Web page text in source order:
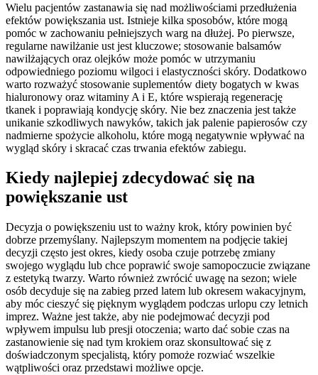
Wielu pacjentów zastanawia się nad możliwościami przedłużenia
efektów powiększania ust. Istnieje kilka sposobów, które mogą
pomóc w zachowaniu pełniejszych warg na dłużej. Po pierwsze,
regularne nawilżanie ust jest kluczowe; stosowanie balsamów
nawilżających oraz olejków może pomóc w utrzymaniu
odpowiedniego poziomu wilgoci i elastyczności skóry. Dodatkowo
warto rozważyć stosowanie suplementów diety bogatych w kwas
hialuronowy oraz witaminy A i E, które wspierają regenerację
tkanek i poprawiają kondycję skóry. Nie bez znaczenia jest także
unikanie szkodliwych nawyków, takich jak palenie papierosów czy
nadmierne spożycie alkoholu, które mogą negatywnie wpływać na
wygląd skóry i skracać czas trwania efektów zabiegu.
Kiedy najlepiej zdecydować się na
powiększanie ust
Decyzja o powiększeniu ust to ważny krok, który powinien być
dobrze przemyślany. Najlepszym momentem na podjęcie takiej
decyzji często jest okres, kiedy osoba czuje potrzebę zmiany
swojego wyglądu lub chce poprawić swoje samopoczucie związane
z estetyką twarzy. Warto również zwrócić uwagę na sezon; wiele
osób decyduje się na zabieg przed latem lub okresem wakacyjnym,
aby móc cieszyć się pięknym wyglądem podczas urlopu czy letnich
imprez. Ważne jest także, aby nie podejmować decyzji pod
wpływem impulsu lub presji otoczenia; warto dać sobie czas na
zastanowienie się nad tym krokiem oraz skonsultować się z
doświadczonym specjalistą, który pomoże rozwiać wszelkie
wątpliwości oraz przedstawi możliwe opcje.